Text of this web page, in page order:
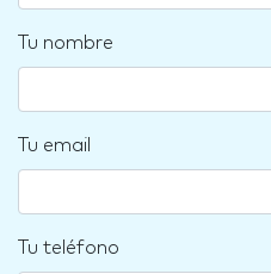
Tu nombre
Tu email
Tu teléfono